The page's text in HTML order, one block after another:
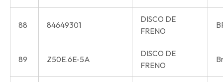
88 84649301
DISCO DE
FRENO
89 Z50E.6E-5A
DISCO DE
FRENO